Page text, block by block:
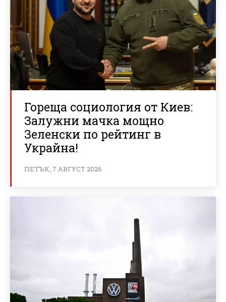
Гореща социология от Киев:
Залужни мачка мощно
Зеленски по рейтинг в
Украйна!
ПЕТЪК, 7 АВГУСТ 2026